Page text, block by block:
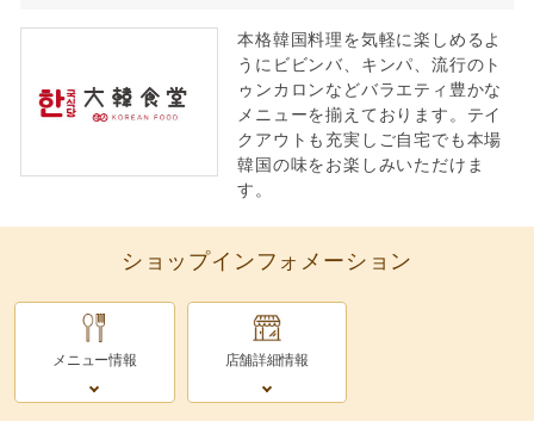
本格韓国料理を気軽に楽しめるよ
うにビビンバ、キンパ、流行のト
ゥンカロンなどバラエティ豊かな
メニューを揃えております。テイ
クアウトも充実しご自宅でも本場
韓国の味をお楽しみいただけま
す。
ショップインフォメーション
メニュー情報 店舗詳細情報